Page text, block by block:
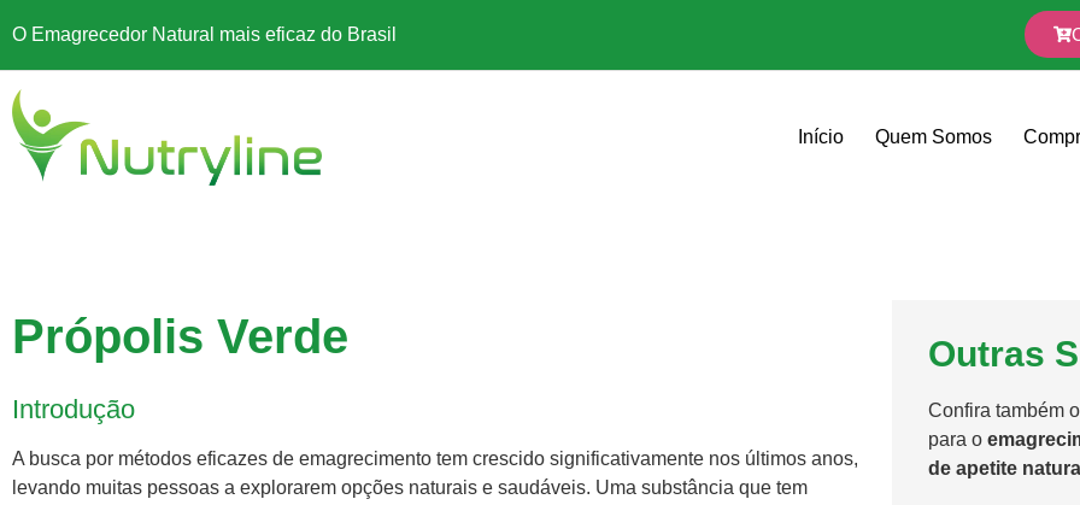
O Emagrecedor Natural mais eficaz do Brasil
Início Quem Somos
Própolis Verde
Introdução
A busca por métodos eficazes de emagrecimento tem crescido significativamente nos últimos anos,
levando muitas pessoas a explorarem opções naturais e saudáveis. Uma substância que tem
Outras
Confira também
para o
de apetite